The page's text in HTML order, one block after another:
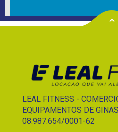
LEAL FITNESS -
EQUIPAMENTOS DE
08.987.654/0001-62